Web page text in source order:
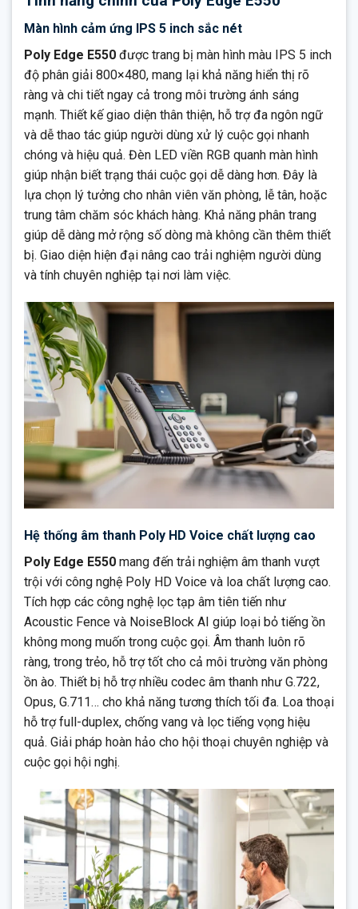
Màn hình cảm ứng IPS 5 inch sắc nét
Poly Edge E550 được trang bị màn hình màu IPS 5 inch
độ phân giải 800×480, mang lại khả năng hiển thị rõ
ràng và chi tiết ngay cả trong môi trường ánh sáng
mạnh. Thiết kế giao diện thân thiện, hỗ trợ đa ngôn ngữ
và dễ thao tác giúp người dùng xử lý cuộc gọi nhanh
chóng và hiệu quả. Đèn LED viền RGB quanh màn hình
giúp nhận biết trạng thái cuộc gọi dễ dàng hơn. Đây là
lựa chọn lý tưởng cho nhân viên văn phòng, lễ tân, hoặc
trung tâm chăm sóc khách hàng. Khả năng phân trang
giúp dễ dàng mở rộng số dòng mà không cần thêm thiết
bị. Giao diện hiện đại nâng cao trải nghiệm người dùng
và tính chuyên nghiệp tại nơi làm việc.
Hệ thống âm thanh Poly HD Voice chất lượng cao
Poly Edge E550 mang đến trải nghiệm âm thanh vượt
trội với công nghệ Poly HD Voice và loa chất lượng cao.
Tích hợp các công nghệ lọc tạp âm tiên tiến như
Acoustic Fence và NoiseBlock AI giúp loại bỏ tiếng ồn
không mong muốn trong cuộc gọi. Âm thanh luôn rõ
ràng, trong trẻo, hỗ trợ tốt cho cả môi trường văn phòng
ồn ào. Thiết bị hỗ trợ nhiều codec âm thanh như G.722,
Opus, G.711… cho khả năng tương thích tối đa. Loa thoại
hỗ trợ full-duplex, chống vang và lọc tiếng vọng hiệu
quả. Giải pháp hoàn hảo cho hội thoại chuyên nghiệp và
cuộc gọi hội nghị.